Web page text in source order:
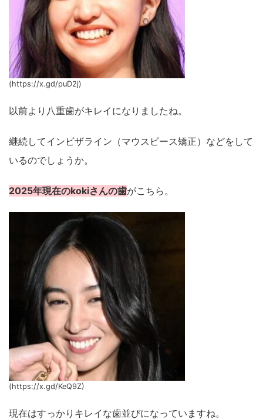
(https://x.gd/puD2j)
以前より八重歯がキレイになりましたね。
継続してインビザライン（マウスピース矯正）などをして
いるのでしょうか。
2025年現在のkokiさんの歯がこちら。
(https://x.gd/KeQ9Z)
現在はすっかりキレイな歯並びになっていますね。